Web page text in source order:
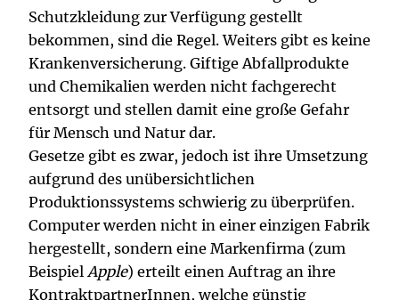
Schutzkleidung zur Verfügung gestellt
bekommen, sind die Regel. Weiters gibt es keine
Krankenversicherung. Giftige Abfallprodukte
und Chemikalien werden nicht fachgerecht
entsorgt und stellen damit eine große Gefahr
für Mensch und Natur dar.
Gesetze gibt es zwar, jedoch ist ihre Umsetzung
aufgrund des unübersichtlichen
Produktionssystems schwierig zu überprüfen.
Computer werden nicht in einer einzigen Fabrik
hergestellt, sondern eine Markenfirma (zum
Beispiel Apple) erteilt einen Auftrag an ihre
KontraktpartnerInnen, welche günstig